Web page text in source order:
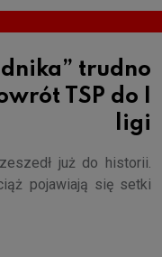
trudno
TSP do I
ligi
już do historii.
pojawiają się setki